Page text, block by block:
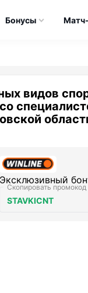
Бонусы
видов
Эксклюзивный
STAVKICNT